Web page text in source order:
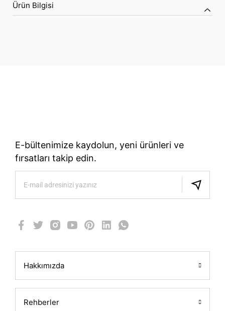
Ürün Bilgisi
E-bültenimize kaydolun, yeni ürünleri ve
fırsatları takip edin.
Hakkımızda
Rehberler